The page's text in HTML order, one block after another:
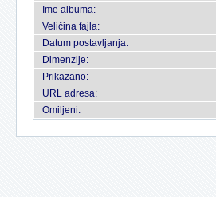
Ime albuma:
Veličina fajla:
Datum postavljanja:
Dimenzije:
Prikazano:
URL adresa:
Omiljeni: